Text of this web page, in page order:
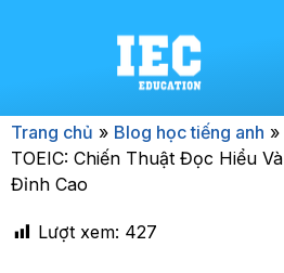
Trang chủ » Blog học tiếng anh »
TOEIC: Chiến Thuật Đọc Hiểu
Đỉnh Cao
Lượt xem: 427